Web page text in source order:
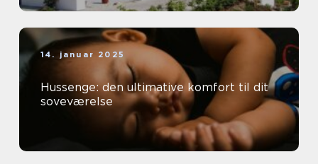
14. januar 2025
Hussenge: den ultimative komfort til dit
soveværelse